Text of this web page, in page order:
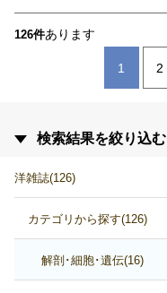
126件あります
1 2
検索結果を絞り込む
洋雑誌(126)
カテゴリから探す(126)
解剖･細胞･遺伝(16)